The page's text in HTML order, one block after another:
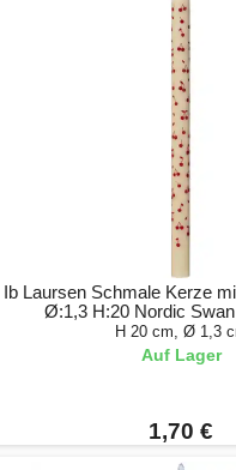
Ib Laursen Schmale Kerze
Ø:1,3 H:20 Nordic
H 20 cm, Ø 1,3
Auf Lager
1,70 €